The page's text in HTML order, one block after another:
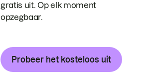
gratis uit. Op elk moment
opzegbaar.
Probeer het kosteloos uit